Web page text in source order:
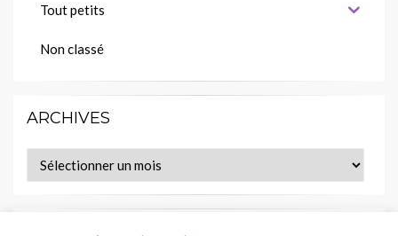
Tout petits
Non classé
ARCHIVES
Archives
MES LECTURES EN COURS